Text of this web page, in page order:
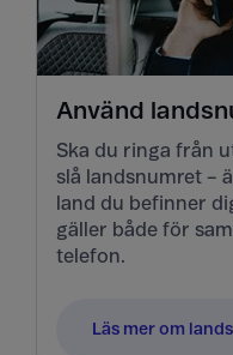
Använd
Ska du ringa från
slå landsnumret –
land du befinner
gäller både för
telefon.
Läs mer om